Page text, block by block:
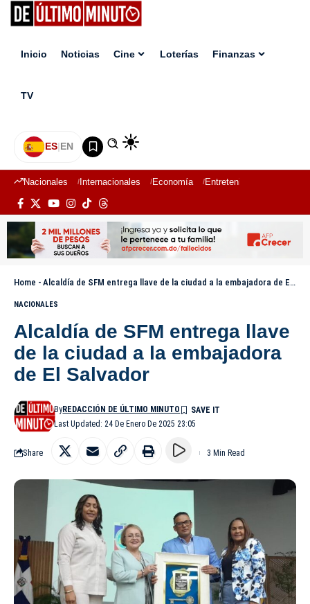
Inicio Noticias Cine Loterías Finanzas
TV
ES|EN
Nacionales Internacionales Economía Entretenimiento
Home - Alcaldía de SFM entrega llave de la ciudad a la embajadora de El Salvador
NACIONALES
Alcaldía de SFM entrega llave
de la ciudad a la embajadora
de El Salvador
Last Updated: 24 De Enero De 2025 23:05
ByREDACCIÓN DE ÚLTIMO MINUTO
Share 3 Min Read